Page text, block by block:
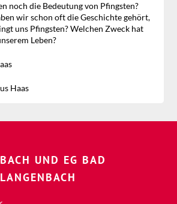
noch die Bedeutung von Pfingsten?
wir schon oft die Geschichte gehört,
uns Pfingsten? Welchen Zweck hat
Leben?
Haas
UND EG BAD